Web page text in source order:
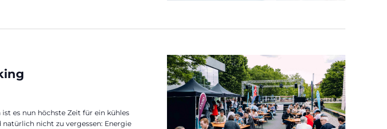
es nun höchste Zeit für ein kühles
natürlich nicht zu vergessen: Energie